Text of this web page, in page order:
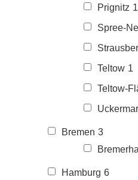
Prignitz 1
Spree-
Teltow 1
Teltow-
Bremen 3
Hamburg 6